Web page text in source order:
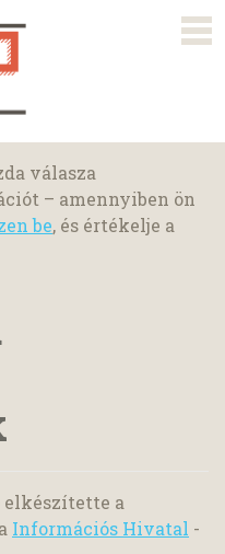
válasza
– amennyiben ön
be, és értékelje a
a
Információs Hivatal -